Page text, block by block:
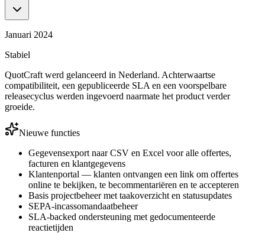
Januari 2024
Stabiel
QuotCraft werd gelanceerd in Nederland. Achterwaartse
compatibiliteit, een gepubliceerde SLA en een voorspelbare
releasecyclus werden ingevoerd naarmate het product verder
groeide.
Nieuwe functies
Gegevensexport naar CSV en Excel voor alle offertes,
facturen en klantgegevens
Klantenportal — klanten ontvangen een link om offertes
online te bekijken, te becommentariëren en te accepteren
Basis projectbeheer met taakoverzicht en statusupdates
SEPA-incassomandaatbeheer
SLA-backed ondersteuning met gedocumenteerde
reactietijden